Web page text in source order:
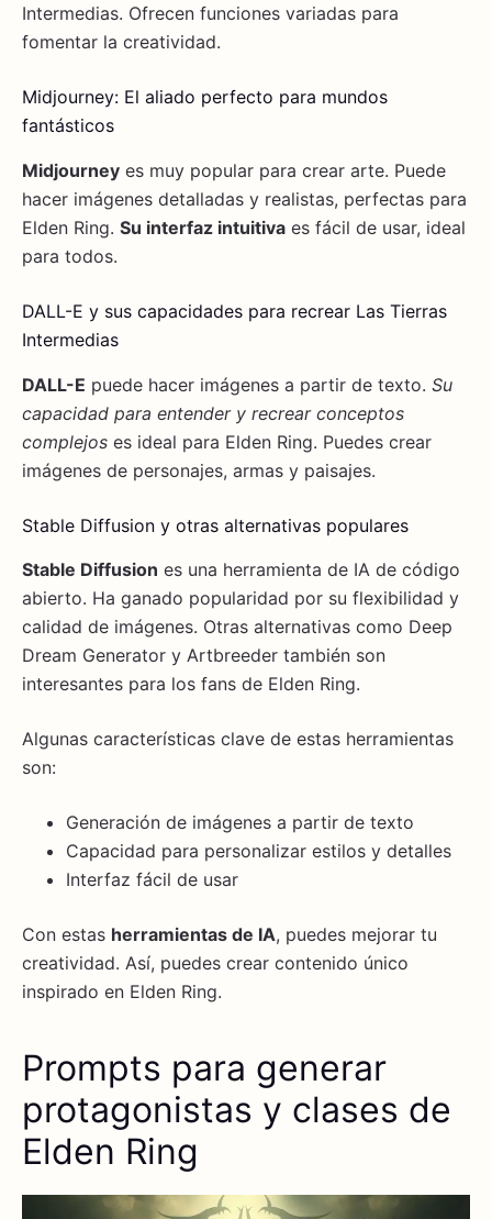
Intermedias. Ofrecen funciones variadas para
fomentar la creatividad.
Midjourney: El aliado perfecto para mundos
fantásticos
Midjourney es muy popular para crear arte. Puede
hacer imágenes detalladas y realistas, perfectas para
Elden Ring. Su interfaz intuitiva es fácil de usar, ideal
para todos.
DALL-E y sus capacidades para recrear Las Tierras
Intermedias
DALL-E puede hacer imágenes a partir de texto. Su
capacidad para entender y recrear conceptos
complejos es ideal para Elden Ring. Puedes crear
imágenes de personajes, armas y paisajes.
Stable Diffusion y otras alternativas populares
Stable Diffusion es una herramienta de IA de código
abierto. Ha ganado popularidad por su flexibilidad y
calidad de imágenes. Otras alternativas como Deep
Dream Generator y Artbreeder también son
interesantes para los fans de Elden Ring.
Algunas características clave de estas herramientas
son:
Generación de imágenes a partir de texto
Capacidad para personalizar estilos y detalles
Interfaz fácil de usar
Con estas herramientas de IA, puedes mejorar tu
creatividad. Así, puedes crear contenido único
inspirado en Elden Ring.
Prompts para generar
protagonistas y clases de
Elden Ring